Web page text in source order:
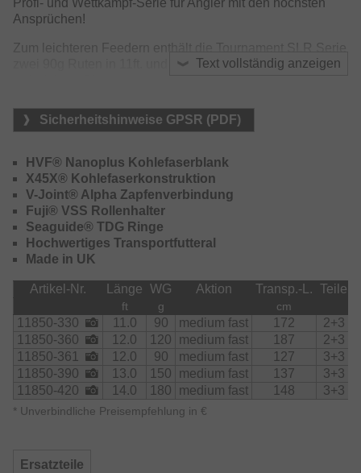
Text vollständig anzeigen
Ansprüchen!
Zum leichteren Feedern enthält die Tournament SLR Serie
zwei 90g Ruten in 11ft. und 12ft. Länge – ideal, um präzise
Baggerseen auf große Distanzen gefischt werden. Die
13ft. 150g Rute wurde für den Einsatz in stärkerer
Mit dem Power-Modell für große Distanzen mit 180g
Wurfgewicht und einer Länge von 14ft. kann der Futterkorb
auch bei sehr starker Strömung präzise geworfen und am
Futterplatz gehalten werden.
Die schnellen Blanks aus HVF Nanoplus Kohlefaser
lassen keine Wünsche offen – extrem leicht, perfekt
Die X45X Full Shield Technologie sorgt für enorme
Verwindungsfestigkeit des Blanks und für weitere und
präzisere Würfe. Die V-Joint Alpha Technologie ermöglicht
die Konstruktion besonders schlanker Blanks. Die
Biegekurve wird verbessert und die Widerstandsfähigkeit
gleichzeitig erhöht.
Durch die Verwendung sehr leichter TDG-Ringe von
Seaguide mit Adamant Coating wird das schnelle
verwindungsfest in der Hand. Das Handle im exklusiven
Sicherheitshinweise GPSR (PDF)
HVF® Nanoplus Kohlefaserblank
X45X® Kohlefaserkonstruktion
V-Joint® Alpha Zapfenverbindung
Fuji® VSS Rollenhalter
Seaguide® TDG Ringe
Hochwertiges Transportfutteral
Made in UK
Artikel-Nr. Länge WG Aktion Transp.-L. Teile
ft g cm
11850-330 11.0 90 medium fast 172
2+3
11850-360
12.0 120 medium fast 187
2+3
11850-361
12.0 90 medium fast 127
3+3
11850-390
13.0 150 medium fast 137
3+3
11850-420
14.0 180 medium fast 148 3+3
* Unverbindliche Preisempfehlung in €
Ersatzteile